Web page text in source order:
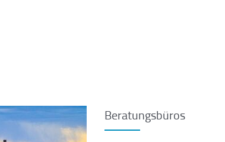
Beratungsbüros